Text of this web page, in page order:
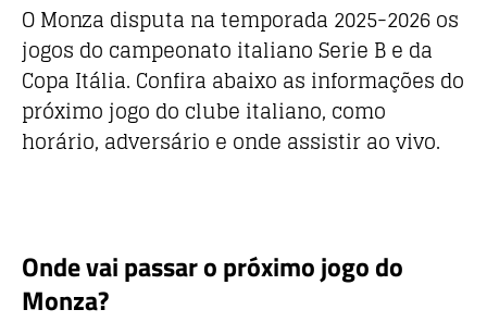
c
e
b
o
it
te
r
at
s
A
p
O Monza disputa na temporada 2025-2026 os
jogos do campeonato italiano Serie B e da
Copa Itália. Confira abaixo as informações do
próximo jogo do clube italiano, como
horário, adversário e onde assistir ao vivo.
Onde vai passar o próximo jogo do
Monza?